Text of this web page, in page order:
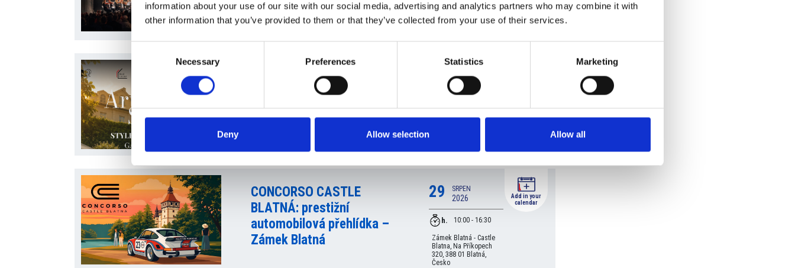
information about your use of our site with our social media, advertising and analytics partners who may combine it with
other information that you’ve provided to them or that they’ve collected from your use of their services.
Selection
Necessary Preferences Statistics Marketing
Deny Allow selection Allow all
Zámek Blatná - Castle
Blatna, Na Příkopech
320, 388 01 Blatná,
Art of Sharing 2026: letní
večer společnosti
RealLocate
2026
CONCORSO CASTLE
BLATNÁ: prestižní
automobilová přehlídka –
Zámek Blatná
29 SRPEN
2026
h. 10:00 - 16:30
Zámek Blatná - Castle
Blatna, Na Příkopech
320, 388 01 Blatná,
Česko
Add in your
calendar